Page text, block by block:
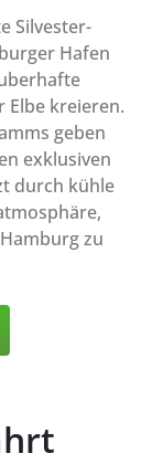
Silvester-
Hafen
Elbe kreieren.
geben
exklusiven
durch kühle
zu